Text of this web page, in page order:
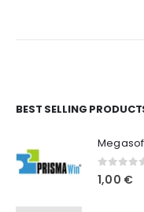
BEST SELLING
0 out
1,00 €
Ο Λογαριασμός μου
Στοιχεία λογαριασμού
Παραγγελίες